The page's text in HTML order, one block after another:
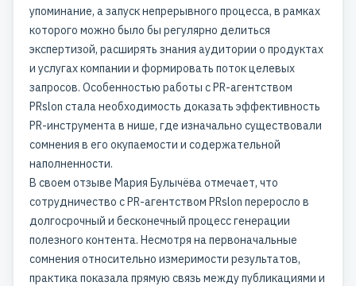
упоминание, а запуск непрерывного процесса, в рамках
которого можно было бы регулярно делиться
экспертизой, расширять знания аудитории о продуктах
и услугах компании и формировать поток целевых
запросов. Особенностью работы с PR-агентством
PRslon стала необходимость доказать эффективность
PR-инструмента в нише, где изначально существовали
сомнения в его окупаемости и содержательной
наполненности.
В своем отзыве Мария Булычёва отмечает, что
сотрудничество с PR-агентством PRslon переросло в
долгосрочный и бесконечный процесс генерации
полезного контента. Несмотря на первоначальные
сомнения относительно измеримости результатов,
практика показала прямую связь между публикациями и